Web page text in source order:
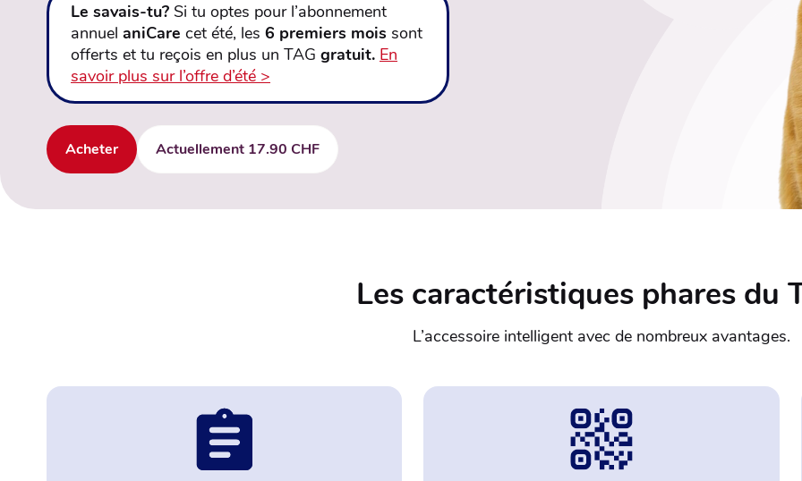
Le savais-tu? Si tu optes pour l’abonnement
annuel aniCare cet été, les 6 premiers mois sont
offerts et tu reçois en plus un TAG gratuit. En
savoir plus sur l’offre d’été >
Acheter Actuellement 17.90 CHF
Les caractéristiques phares du
L’accessoire intelligent avec de nombreux avantages.